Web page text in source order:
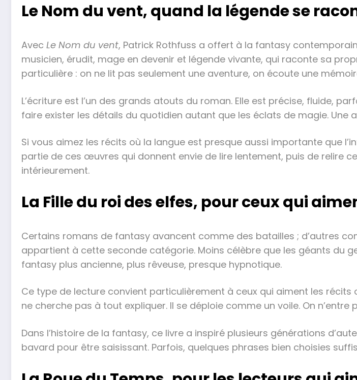
Le Nom du vent, quand la légende se
Avec Le Nom du vent, Patrick Rothfuss a offert à la fantasy
musicien, érudit, mage en devenir et légende vivante, qui raconte sa
particulière : on ne lit pas seulement une aventure, on écoute une
L’écriture est l’un des grands atouts du roman. Elle est précise, fluide,
faire exister les détails du quotidien autant que les éclats de magie.
Si vous aimez les récits où la langue est presque aussi importante que
partie de ces œuvres qui donnent envie de lire lentement, puis de relire
intérieurement.
La Fille du roi des elfes, pour ceux qui
Certains romans de fantasy avancent comme des batailles ; d’autres
appartient à cette seconde catégorie. Moins célèbre que les géants du
fantasy plus ancienne, plus rêveuse, presque hypnotique.
Ce type de lecture convient particulièrement à ceux qui aiment les récits
ne cherche pas à tout expliquer. Il se déploie comme un voile. On
Dans l’histoire de la fantasy, ce livre a inspiré plusieurs générations
bavard pour être saisissant. Parfois, quelques phrases bien choisies